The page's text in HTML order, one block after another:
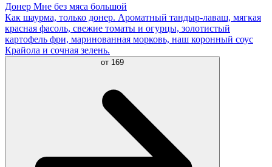
Донер Мне без мяса большой
Как шаурма, только донер. Ароматный тандыр-лаваш, мягкая
красная фасоль, свежие томаты и огурцы, золотистый
картофель фри, маринованная морковь, наш коронный соус
Крайола и сочная зелень.
от 169